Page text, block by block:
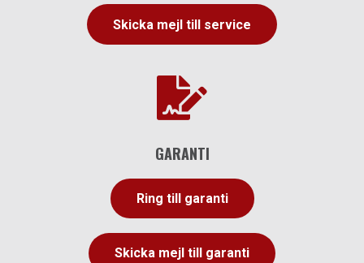
Skicka mejl till service

GARANTI
Ring till garanti
Skicka mejl till garanti